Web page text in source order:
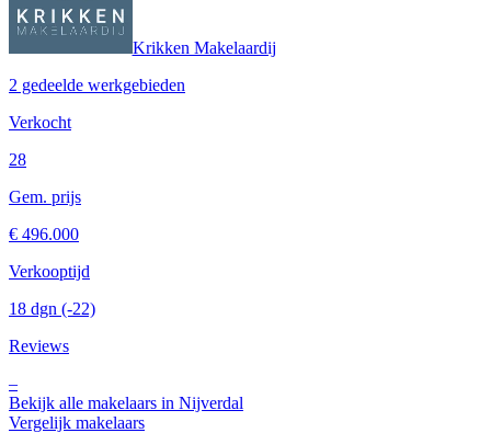
Krikken Makelaardij
2 gedeelde werkgebieden
Verkocht
28
Gem. prijs
€ 496.000
Verkooptijd
18 dgn (-22)
Reviews
–
Bekijk alle makelaars in Nijverdal
Vergelijk makelaars